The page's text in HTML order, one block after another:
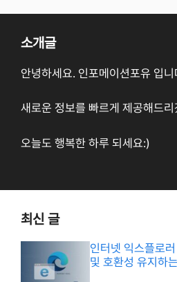
소개글
안녕하세요. 인포메이션포유 입니
새로운 정보를 빠르게 제공해드리
오늘도 행복한 하루 되세요:)
최신 글
인터넷 익스플로
및 호환성 유지하